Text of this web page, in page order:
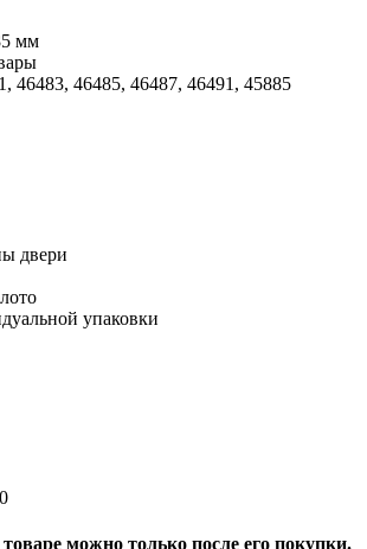
мм
46483, 46485, 46487, 46491, 45885
двери
упаковки
можно только после его покупки.